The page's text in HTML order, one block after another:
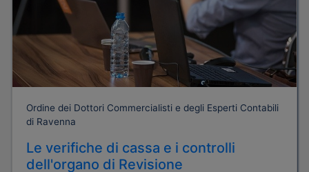
Ordine dei Dottori Commercialisti e degli Esperti Contabili
di Ravenna
Le verifiche di cassa e i controlli
dell'organo di Revisione